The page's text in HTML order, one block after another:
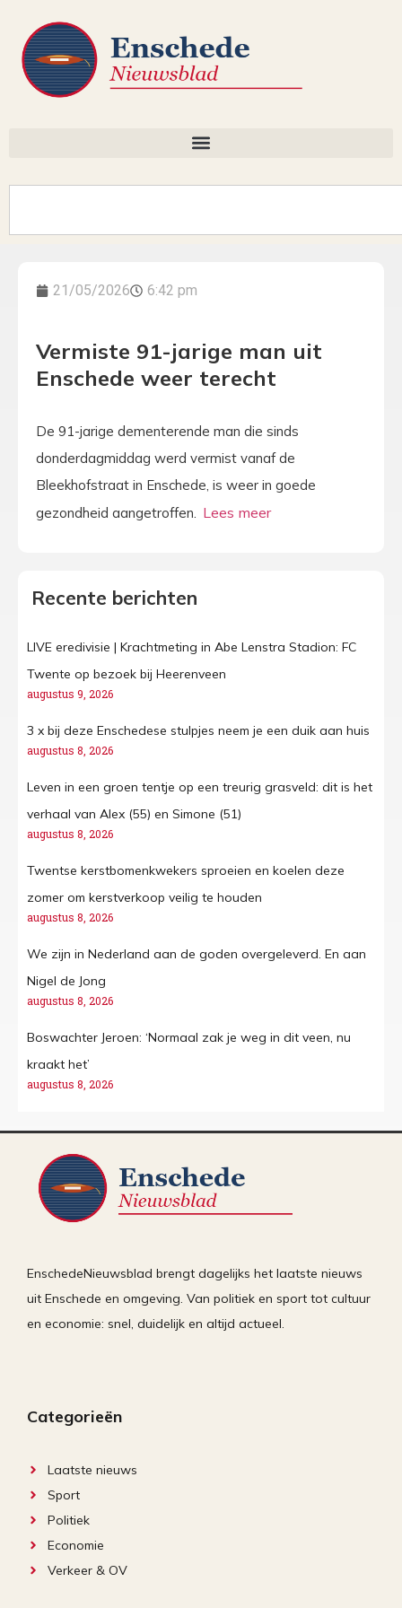
21/05/2026 6:42 pm
Vermiste 91-jarige man uit
Enschede weer terecht
De 91-jarige dementerende man die sinds
donderdagmiddag werd vermist vanaf de
Bleekhofstraat in Enschede, is weer in goede
gezondheid aangetroffen.
Recente berichten
LIVE eredivisie | Krachtmeting in Abe Lenstra Stadion: FC
Twente op bezoek bij Heerenveen
augustus 9, 2026
3 x bij deze Enschedese stulpjes neem je een duik aan huis
augustus 8, 2026
Leven in een groen tentje op een treurig grasveld: dit is het
verhaal van Alex (55) en Simone (51)
augustus 8, 2026
Twentse kerstbomenkwekers sproeien en koelen deze
zomer om kerstverkoop veilig te houden
augustus 8, 2026
We zijn in Nederland aan de goden overgeleverd. En aan
Nigel de Jong
augustus 8, 2026
Boswachter Jeroen: ‘Normaal zak je weg in dit veen, nu
kraakt het’
augustus 8, 2026
EnschedeNieuwsblad brengt dagelijks het laatste nieuws
uit Enschede en omgeving. Van politiek en sport tot cultuur
en economie: snel, duidelijk en altijd actueel.
Categorieën
Laatste nieuws
Sport
Politiek
Economie
Verkeer & OV